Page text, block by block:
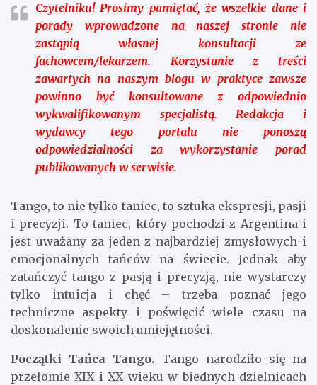
Czytelniku!Prosimy pamiętać, że wszelkie dane i
porady wprowadzone na naszej stronie nie
zastąpią własnej konsultacji ze
fachowcem/lekarzem. Korzystanie z treści
zawartych na naszym blogu w praktyce zawsze
powinno być konsultowane z odpowiednio
wykwalifikowanym specjalistą. Redakcja i
wydawcy tego portalu nie ponoszą
odpowiedzialności za wykorzystanie porad
publikowanych w serwisie.
Tango, to nie tylko taniec, to sztuka ekspresji, pasji
i precyzji. To taniec, który pochodzi z Argentina i
jest uważany za jeden z najbardziej zmysłowych i
emocjonalnych tańców na świecie. Jednak aby
zatańczyć tango z pasją i precyzją, nie wystarczy
tylko intuicja i chęć – trzeba poznać jego
techniczne aspekty i poświęcić wiele czasu na
doskonalenie swoich umiejętności.
Początki Tańca Tango. Tango narodziło się na
przełomie XIX i XX wieku w biednych dzielnicach